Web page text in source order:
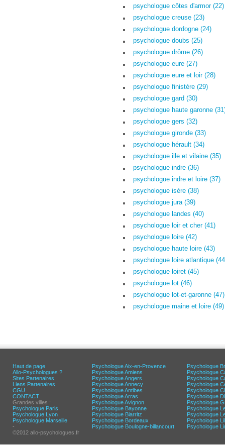
psychologue côtes d'armor (22)
psychologue creuse (23)
psychologue dordogne (24)
psychologue doubs (25)
psychologue drôme (26)
psychologue eure (27)
psychologue eure et loir (28)
psychologue finistère (29)
psychologue gard (30)
psychologue haute garonne
psychologue gers (32)
psychologue gironde (33)
psychologue hérault (34)
psychologue ille et vilaine (35)
psychologue indre (36)
psychologue indre et loire (37)
psychologue isère (38)
psychologue jura (39)
psychologue landes (40)
psychologue loir et cher (41)
psychologue loire (42)
psychologue haute loire (43)
psychologue loire atlantique
psychologue loiret (45)
psychologue lot (46)
psychologue lot-et-garonne (47)
psychologue maine et loire (49)
Haut de page
Allo-Psychologues ?
Sites Partenaires
Liens Partenaires
CGU
CONTACT
Grandes villes :
Psychologue Paris
Psychologue Lyon
Psychologue Marseille
-
©2012 allo-psychologues.fr
Psychologue Aix-en-Provence
Psychologue Amiens
Psychologue Angers
Psychologue Annecy
Psychologue Antibes
Psychologue Arras
Psychologue Avignon
Psychologue Bayonne
Psychologue Biarritz
Psychologue Bordeaux
Psychologue Boulogne-billancourt
Psychologue
Psychologue
Psychologue
Psychologue
Psychologue
Psychologue
Psychologue
Psychologue
Psychologue
Psychologue
Psychologue